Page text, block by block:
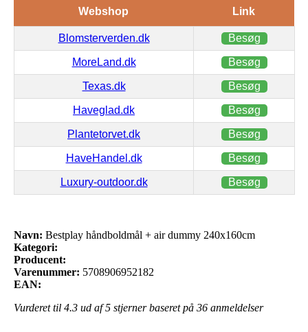
Webshop Link
Blomsterverden.dk Besøg
MoreLand.dk Besøg
Texas.dk Besøg
Haveglad.dk Besøg
Plantetorvet.dk Besøg
HaveHandel.dk Besøg
Luxury-outdoor.dk Besøg
Navn: Bestplay håndboldmål + air dummy 240x160cm
Kategori:
Producent:
Varenummer: 5708906952182
EAN:
Vurderet til 4.3 ud af 5 stjerner baseret på 36 anmeldelser